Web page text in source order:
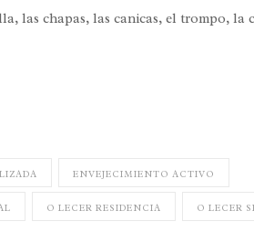
las chapas, las canicas, el trompo, la
ENVEJECIMIENTO ACTIVO
O LECER RESIDENCIA O LECER